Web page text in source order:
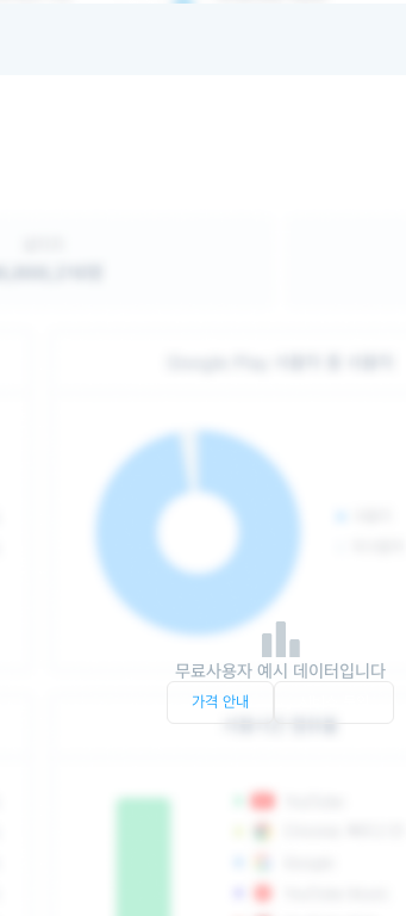
무료사용자 예시 데이터입니다
가격 안내